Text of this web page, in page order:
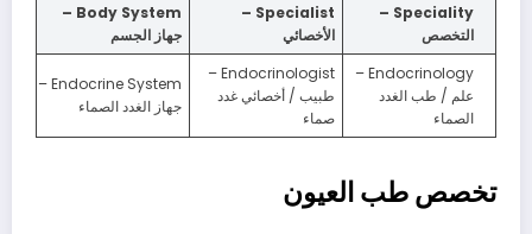
Speciality –
التخصص
Specialist –
الأخصائي
Body System –
جهاز الجسم
Endocrinology –
علم / طب الغدد
الصماء
Endocrinologist –
طبيب / أخصائي غدد
صماء
Endocrine System –
جهاز الغدد الصماء
تخصص طب العيون